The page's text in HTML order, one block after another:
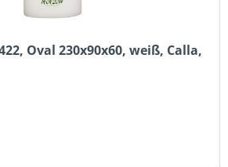
Oval 230x90x60, weiß, Calla,